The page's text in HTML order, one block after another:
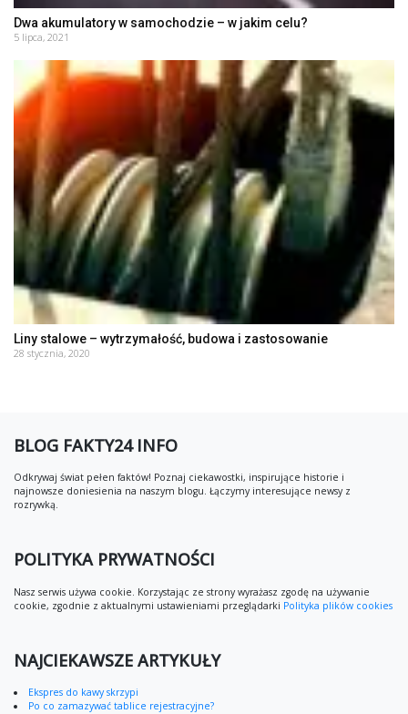
Dwa akumulatory w samochodzie – w jakim celu?
5 lipca, 2021
Liny stalowe – wytrzymałość, budowa i zastosowanie
28 stycznia, 2020
BLOG FAKTY24 INFO
Odkrywaj świat pełen faktów! Poznaj ciekawostki, inspirujące historie i
najnowsze doniesienia na naszym blogu. Łączymy interesujące newsy z
rozrywką.
POLITYKA PRYWATNOŚCI
Nasz serwis używa cookie. Korzystając ze strony wyrażasz zgodę na używanie
cookie, zgodnie z aktualnymi ustawieniami przeglądarki Polityka plików cookies
NAJCIEKAWSZE ARTYKUŁY
Ekspres do kawy skrzypi
Po co zamazywać tablice rejestracyjne?